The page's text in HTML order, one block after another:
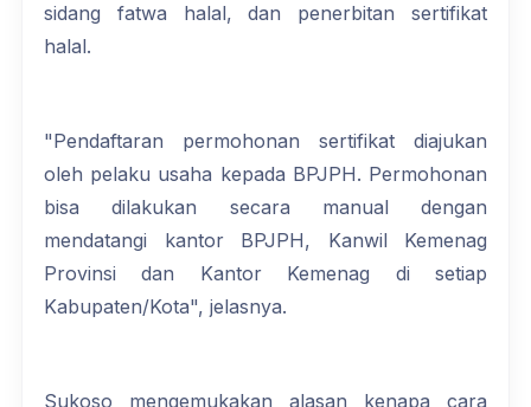
sidang fatwa halal, dan penerbitan sertifikat
halal.
"Pendaftaran permohonan sertifikat diajukan
oleh pelaku usaha kepada BPJPH. Permohonan
bisa dilakukan secara manual dengan
mendatangi kantor BPJPH, Kanwil Kemenag
Provinsi dan Kantor Kemenag di setiap
Kabupaten/Kota", jelasnya.
Sukoso mengemukakan alasan kenapa cara